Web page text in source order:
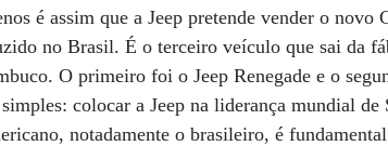
é assim que a Jeep pretende vender o novo
no Brasil. É o terceiro veículo que sai da
O primeiro foi o Jeep Renegade e o
colocar a Jeep na liderança mundial
notadamente o brasileiro, é